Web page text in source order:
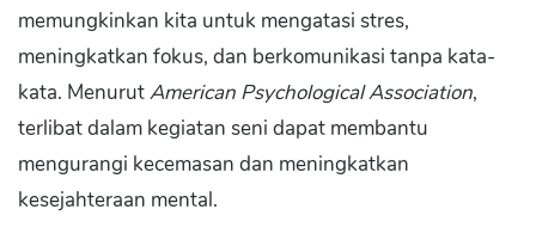
memungkinkan kita untuk mengatasi stres,
meningkatkan fokus, dan berkomunikasi tanpa kata-
kata. MenurutAmerican Psychological Association,
terlibat dalam kegiatan seni dapat membantu
mengurangi kecemasan dan meningkatkan
kesejahteraan mental.